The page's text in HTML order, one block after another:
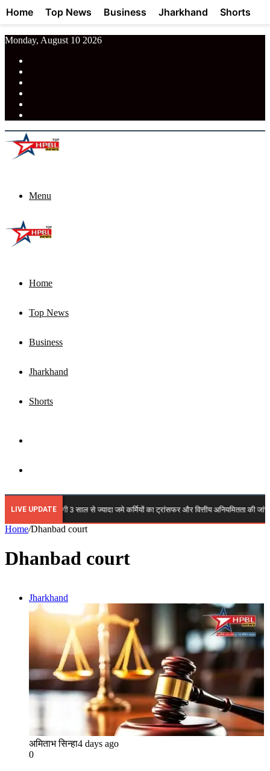
Monday, August 10 2026
Menu
Home
Top News
Business
Jharkhand
Shorts
for
LIVE UPDATE
JSLPS में कब होगी 3 साल से ज्यादा जमे कर्मियों का ट्रांसफर और वित्तीय अनियमितता की जांच?
Home/Dhanbad court
Dhanbad court
Jharkhand
अमिताभ सिन्हा4 days ago
0
Home Top News Business Jharkhand Shorts